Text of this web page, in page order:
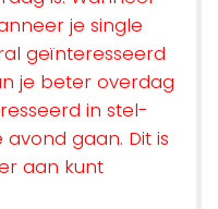
je single
geïnteresseerd
je beter overdag
in stel-
gaan. Dit is
aan kunt